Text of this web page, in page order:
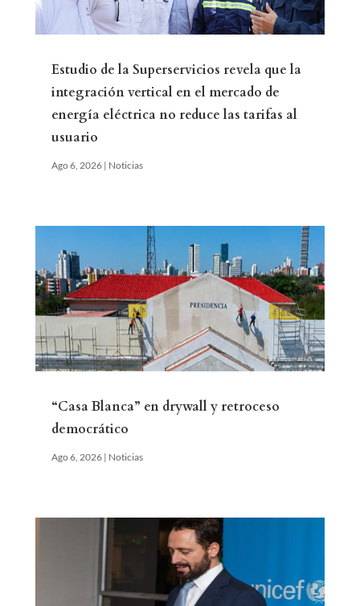
Estudio de la Superservicios revela que la
integración vertical en el mercado de
energía eléctrica no reduce las tarifas al
usuario
Ago 6, 2026| Noticias
“Casa Blanca” en drywall y retroceso
democrático
Ago 6, 2026| Noticias